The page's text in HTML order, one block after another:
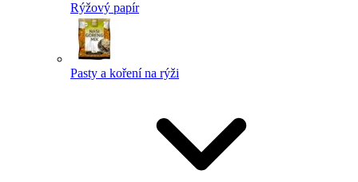
Rýžový papír
Pasty a koření na rýži